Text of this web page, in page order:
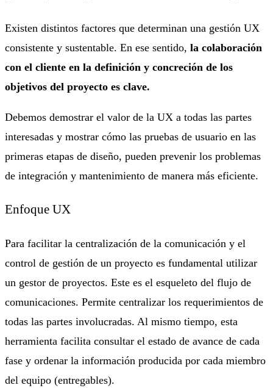
Existen distintos factores que determinan una gestión UX
consistente y sustentable. En ese sentido, la colaboración
con el cliente en la definición y concreción de los
objetivos del proyecto es clave.
Debemos demostrar el valor de la UX a todas las partes
interesadas y mostrar cómo las pruebas de usuario en las
primeras etapas de diseño, pueden prevenir los problemas
de integración y mantenimiento de manera más eficiente.
Enfoque UX
Para facilitar la centralización de la comunicación y el
control de gestión de un proyecto es fundamental utilizar
un gestor de proyectos. Este es el esqueleto del flujo de
comunicaciones. Permite centralizar los requerimientos de
todas las partes involucradas. Al mismo tiempo, esta
herramienta facilita consultar el estado de avance de cada
fase y ordenar la información producida por cada miembro
del equipo (entregables).